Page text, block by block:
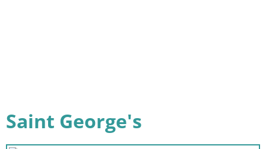
Saint George's